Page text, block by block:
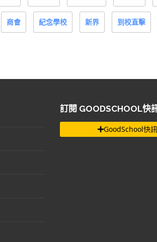
商會 紀念學校 新界 到校直擊
訂閱 GOODSCHOOL快
GoodSchool快訊